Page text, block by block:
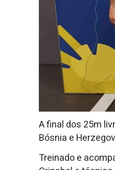
A final dos 25m
Bósnia e
Treinado e